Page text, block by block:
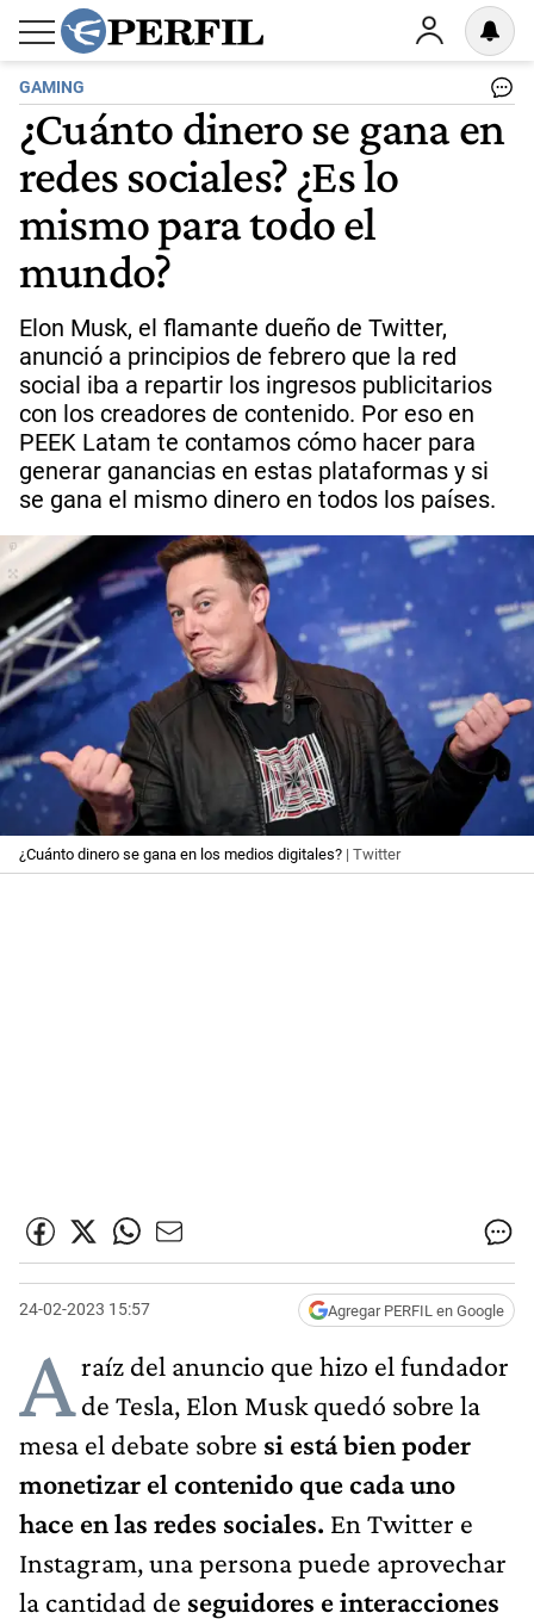
GAMING
¿Cuánto dinero se gana en
redes sociales? ¿Es lo
mismo para todo el
mundo?
Elon Musk, el flamante dueño de Twitter,
anunció a principios de febrero que la red
social iba a repartir los ingresos publicitarios
con los creadores de contenido. Por eso en
PEEK Latam te contamos cómo hacer para
generar ganancias en estas plataformas y si
se gana el mismo dinero en todos los países.
¿Cuánto dinero se gana en los medios digitales? | Twitter
24-02-2023 15:57 Agregar PERFIL en Google
Araíz del anuncio que hizo el fundador
de Tesla, Elon Musk quedó sobre la
mesa el debate sobre si está bien poder
monetizar el contenido que cada uno
hace en las redes sociales. En Twitter e
Instagram, una persona puede aprovechar
la cantidad de seguidores e interacciones